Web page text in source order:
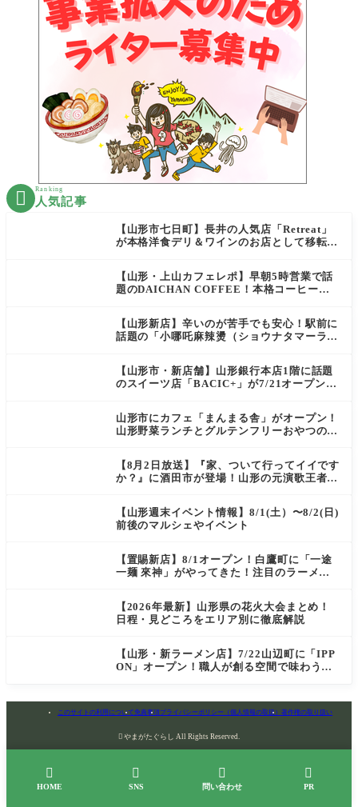
 Ranking
人気記事
【山形市七日町】長井の人気店「Retreat」
が本格洋食デリ＆ワインのお店として移転オ
【山形・上山カフェレポ】早朝5時営業で話
題のDAICHAN COFFEE！本格コーヒーを
【山形新店】辛いのが苦手でも安心！駅前に
話題の「小哪吒麻辣燙（ショウナタマーラー
【山形市・新店舗】山形銀行本店1階に話題
のスイーツ店「BACIC+」が7/21オープン！
山形市にカフェ「まんまる舎」がオープン！
山形野菜ランチとグルテンフリーおやつの新
【8月2日放送】『家、ついて行ってイイです
か？』に酒田市が登場！山形の元演歌王者
【山形週末イベント情報】8/1(土）〜8/2(日)
前後のマルシェやイベント
【置賜新店】8/1オープン！白鷹町に「一途
一麺 來神」がやってきた！注目のラーメン
【2026年最新】山形県の花火大会まとめ！
日程・見どころをエリア別に徹底解説
【山形・新ラーメン店】7/22山辺町に「IPP
ON」オープン！職人が創る空間で味わう
このサイトの利用について免責事項プライバシーポリシー（個人情報の取扱） 著作権の取り扱い
 やまがたぐらし All Rights Reserved.

HOME

SNS

問い合わせ

PR